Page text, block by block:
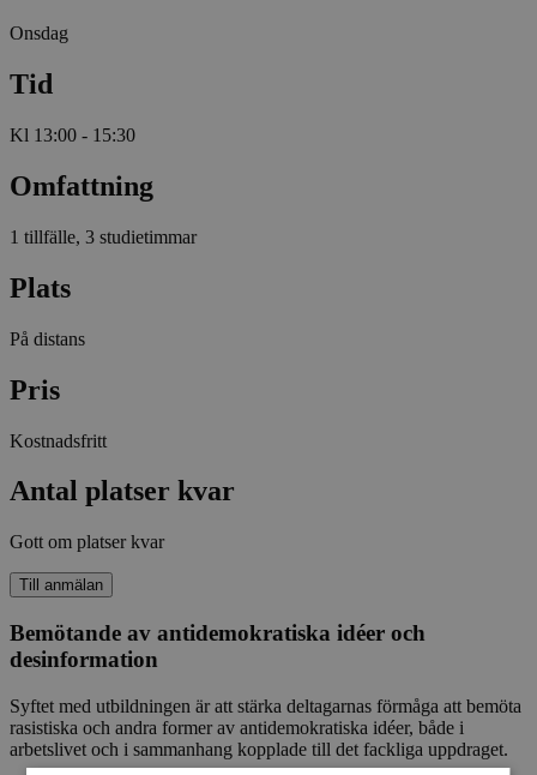
Onsdag
Tid
Kl 13:00 - 15:30
Omfattning
1 tillfälle, 3 studietimmar
Plats
På distans
Pris
Kostnadsfritt
Antal platser kvar
Gott om platser kvar
Till anmälan
Bemötande av antidemokratiska idéer och
desinformation
Syftet med utbildningen är att stärka deltagarnas förmåga att bemöta
rasistiska och andra former av antidemokratiska idéer, både i
arbetslivet och i sammanhang kopplade till det fackliga uppdraget.